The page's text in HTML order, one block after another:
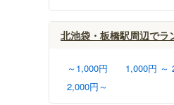
北池袋・板橋駅周辺でラ
～1,000円
1,000円 ～
2,000円～